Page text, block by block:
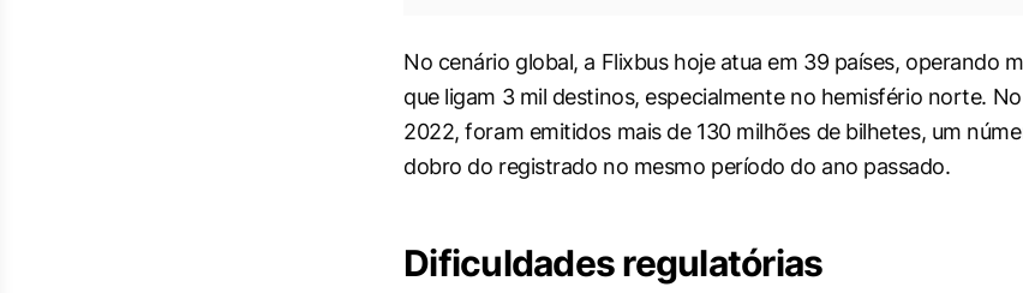
No cenário global, a Flixbus hoje atua em 39 países, operando
que ligam 3 mil destinos, especialmente no hemisfério norte.
2022, foram emitidos mais de 130 milhões de bilhetes, um
dobro do registrado no mesmo período do ano passado.
Dificuldades regulatórias